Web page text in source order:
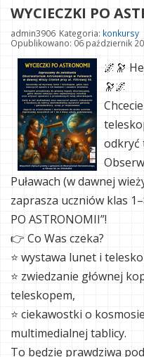
WYCIECZKI PO
admin3906 Kategoria: konkursy
Opublikowano: 06 październik
🌌🔭
🔭🌌
odkryć
Puławach (w dawnej
zaprasza uczniów klas
PO ASTRONOMII”!
👉 Co Was czeka?
⭐ wystawa lunet i
⭐ zwiedzanie głównej
teleskopem,
⭐ ciekawostki o
multimedialnej tablicy.
To będzie prawdziwa